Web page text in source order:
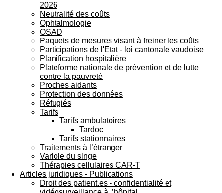
2026
Neutralité des coûts
Ophtalmologie
OSAD
Paquets de mesures visant à freiner les coûts
Participations de l'Etat - loi cantonale vaudoise
Planification hospitalière
Plateforme nationale de prévention et de lutte
contre la pauvreté
Proches aidants
Protection des données
Réfugiés
Tarifs
Tarifs ambulatoires
Tardoc
Tarifs stationnaires
Traitements à l’étranger
Variole du singe
Thérapies cellulaires CAR-T
Articles juridiques - Publications
Droit des patient.es - confidentialité et